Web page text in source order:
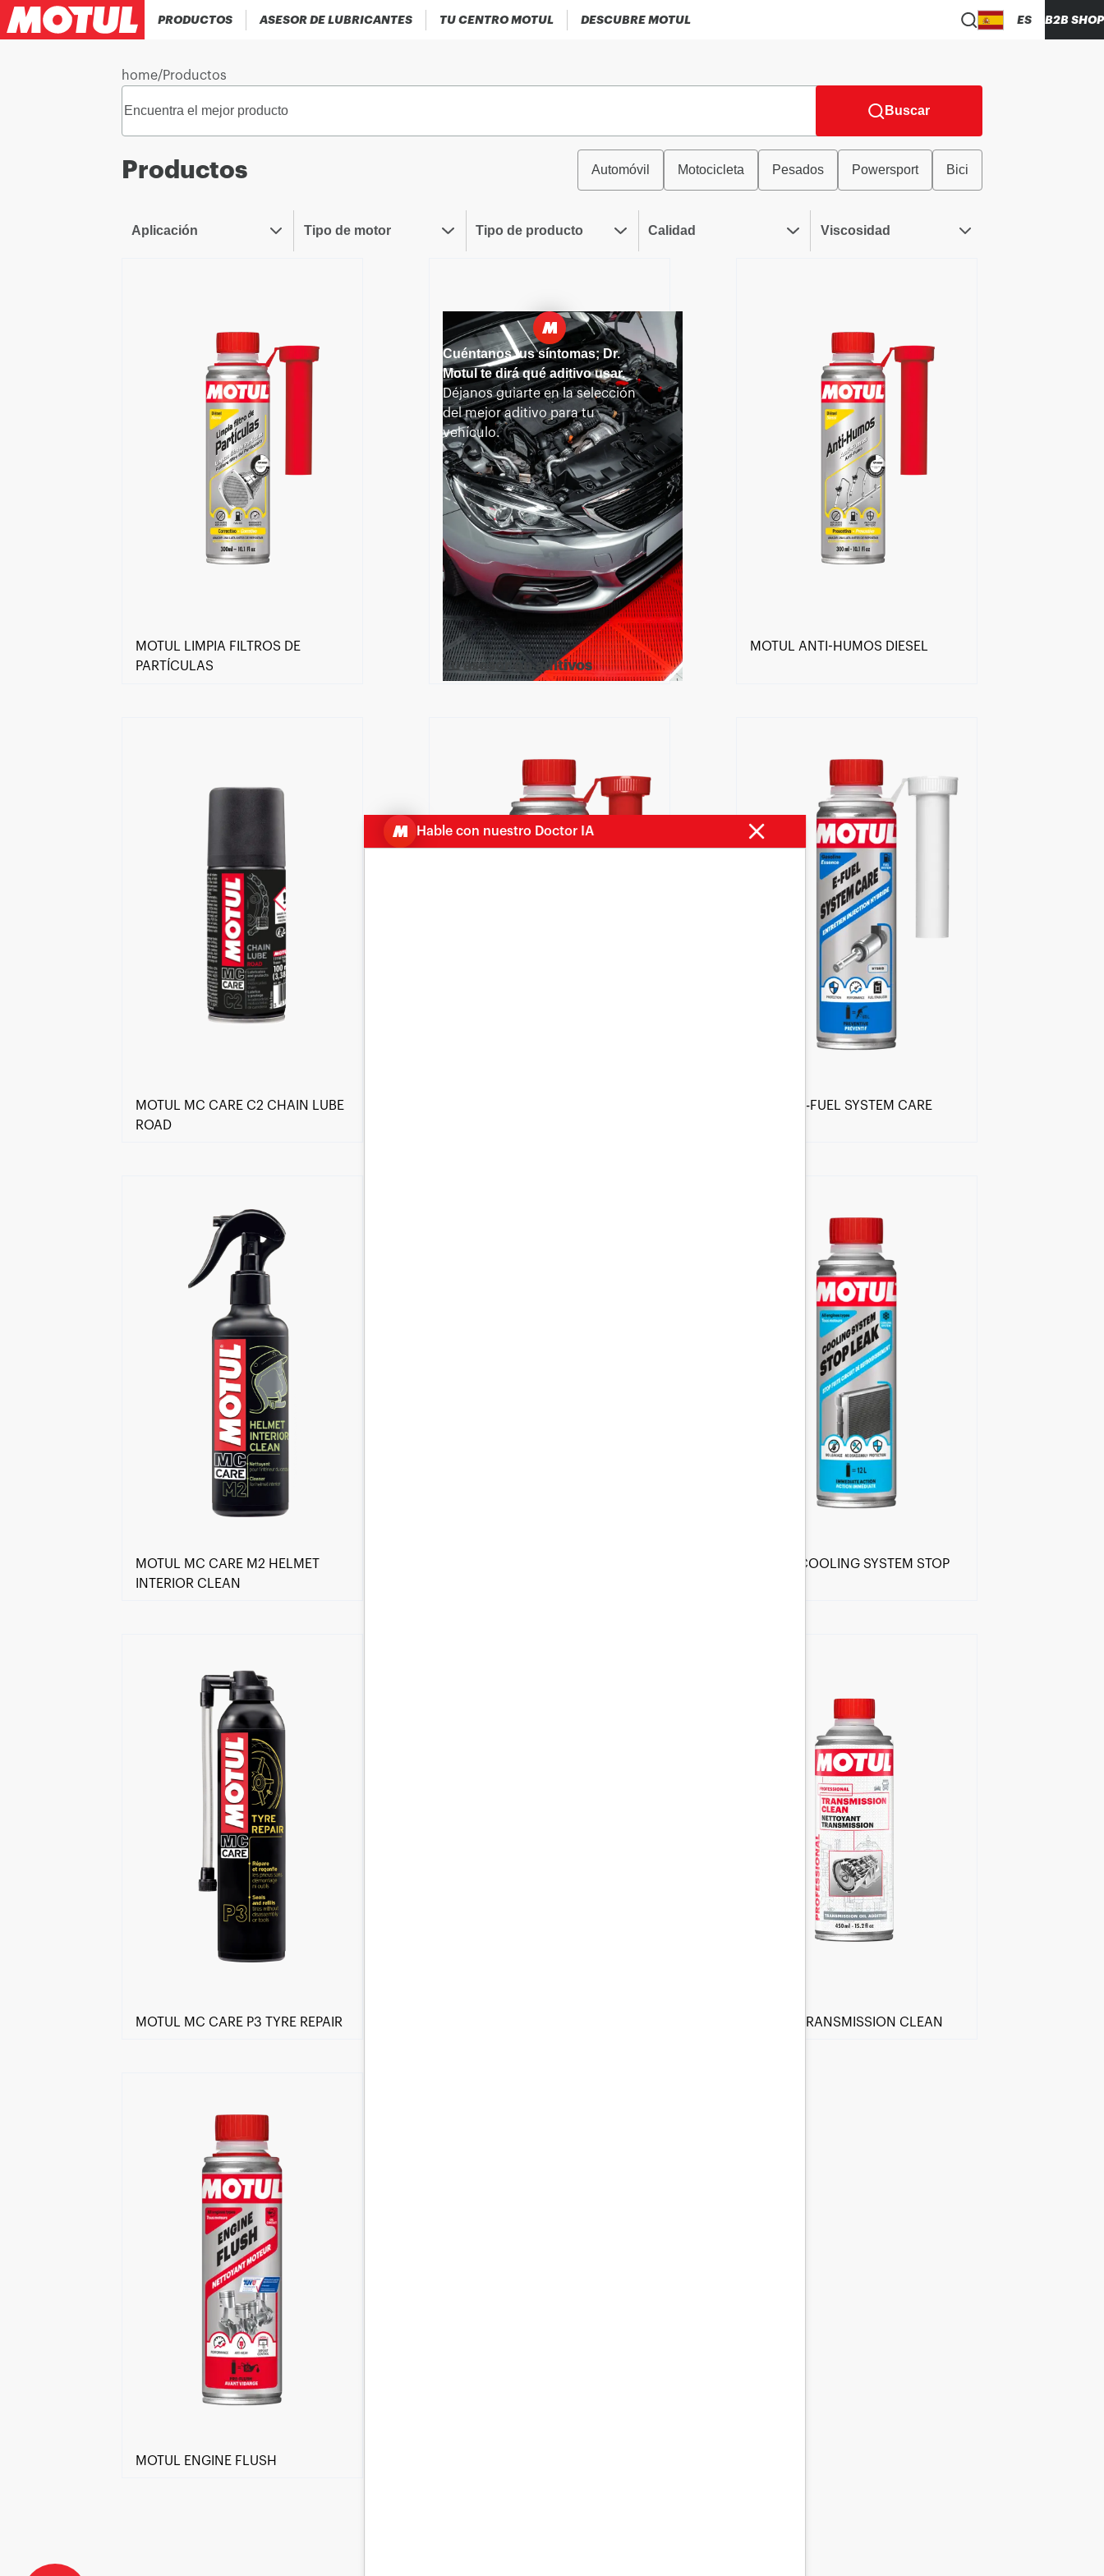
PRODUCTOS ASESOR DE LUBRICANTES TU CENTRO MOTUL DESCUBRE MOTUL ES B2B SHOP
home/Productos
Buscar
Productos Automóvil Motocicleta Pesados Powersport Bici
Aplicación Tipo de motor Tipo de producto Calidad Viscosidad
Encuentra un centro Motul
MOTUL LIMPIA FILTROS DE
PARTÍCULAS
Cuéntanos tus síntomas; Dr.
Motul te dirá qué aditivo usar.
Déjanos guiarte en la selección
del mejor aditivo para tu
vehículo.
Tu asesor en aditivos
Encuentra un centro Motul
MOTUL ANTI-HUMOS DIESEL
Encuentra un centro Motul
MOTUL MC CARE C2 CHAIN LUBE
ROAD
Encuentra un centro Motul
MOTUL e-FUEL SYSTEM CARE
Encuentra un centro Motul
MOTUL MC CARE M2 HELMET
INTERIOR CLEAN
MOTUL COOLING SYSTEM STOP
Encuentra un centro Motul
MOTUL MC CARE P3 TYRE REPAIR MOTUL TRANSMISSION CLEAN
MOTUL ENGINE FLUSH
Hable con nuestro Doctor IA